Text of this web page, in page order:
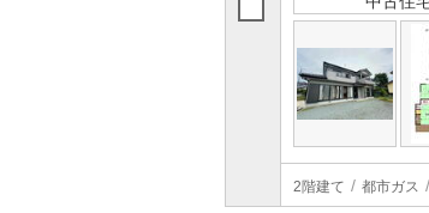
2階建て 都市ガス